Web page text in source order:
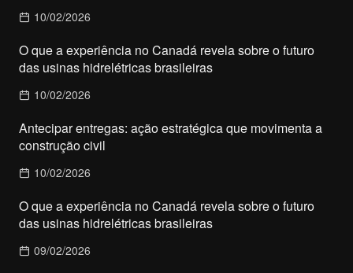
10/02/2026
O que a experiência no Canadá revela sobre o futuro
das usinas hidrelétricas brasileiras
10/02/2026
Antecipar entregas: ação estratégica que movimenta a
construção civil
10/02/2026
O que a experiência no Canadá revela sobre o futuro
das usinas hidrelétricas brasileiras
09/02/2026